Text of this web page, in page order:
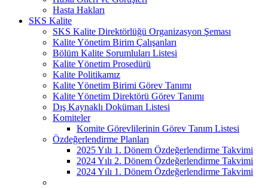
Hasta Hakları
SKS Kalite
SKS Kalite Direktörlüğü Organizasyon Şeması
Kalite Yönetim Birim Çalışanları
Bölüm Kalite Sorumluları Listesi
Kalite Yönetim Prosedürü
Kalite Politikamız
Kalite Yönetim Birimi Görev Tanımı
Kalite Yönetim Direktörü Görev Tanımı
Dış Kaynaklı Doküman Listesi
Komiteler
Komite Görevlilerinin Görev Tanım Listesi
Özdeğerlendirme Planları
2025 Yılı 1. Dönem Özdeğerlendirme Takvimi
2024 Yılı 2. Dönem Özdeğerlendirme Takvimi
2024 Yılı 1. Dönem Özdeğerlendirme Takvimi